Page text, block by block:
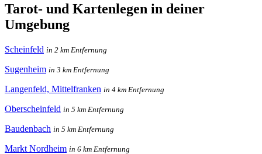
Tarot- und Kartenlegen in deiner
Umgebung
Scheinfeld in 2 km Entfernung
Sugenheim in 3 km Entfernung
Langenfeld, Mittelfranken in 4 km Entfernung
Oberscheinfeld in 5 km Entfernung
Baudenbach in 5 km Entfernung
Markt Nordheim in 6 km Entfernung